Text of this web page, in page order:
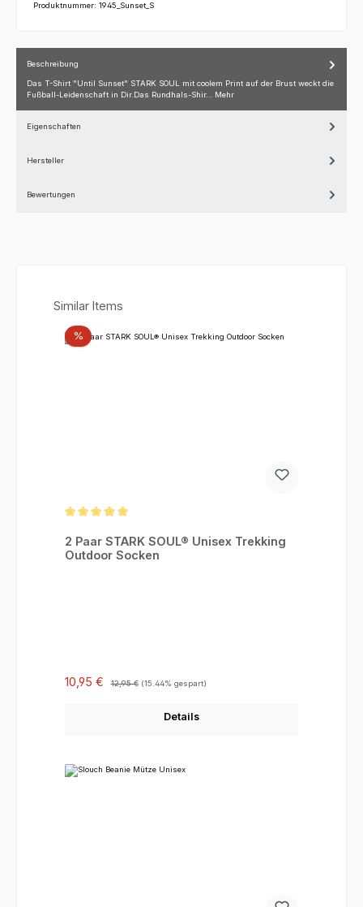
Produktnummer: 1945_Sunset_S
Beschreibung
Das T-Shirt "Until Sunset" STARK SOUL mit coolem Print auf der Brust weckt die
Fußball-Leidenschaft in Dir.Das Rundhals-Shir… Mehr
Eigenschaften
Hersteller
Bewertungen
Produktgalerie überspringen
Similar Items
%Rabatt
2 Paar STARK SOUL® Unisex Trekking
Outdoor Socken
Verkaufspreis:
10,95 € 12,95 € (15.44% gespart)
Details